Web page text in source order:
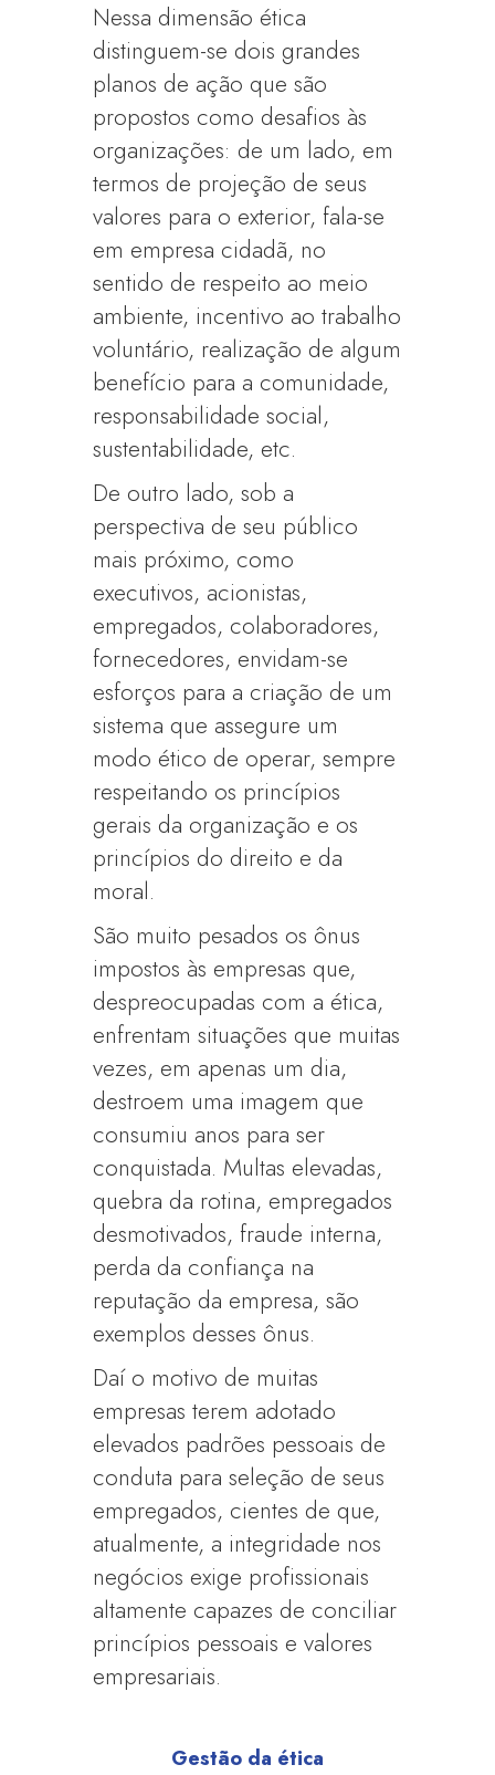
Nessa dimensão ética
distinguem-se dois grandes
planos de ação que são
propostos como desafios às
organizações: de um lado, em
termos de projeção de seus
valores para o exterior, fala-se
em empresa cidadã, no
sentido de respeito ao meio
ambiente, incentivo ao trabalho
voluntário, realização de algum
benefício para a comunidade,
responsabilidade social,
sustentabilidade, etc.
De outro lado, sob a
perspectiva de seu público
mais próximo, como
executivos, acionistas,
empregados, colaboradores,
fornecedores, envidam-se
esforços para a criação de um
sistema que assegure um
modo ético de operar, sempre
respeitando os princípios
gerais da organização e os
princípios do direito e da
moral.
São muito pesados os ônus
impostos às empresas que,
despreocupadas com a ética,
enfrentam situações que muitas
vezes, em apenas um dia,
destroem uma imagem que
consumiu anos para ser
conquistada. Multas elevadas,
quebra da rotina, empregados
desmotivados, fraude interna,
perda da confiança na
reputação da empresa, são
exemplos desses ônus.
Daí o motivo de muitas
empresas terem adotado
elevados padrões pessoais de
conduta para seleção de seus
empregados, cientes de que,
atualmente, a integridade nos
negócios exige profissionais
altamente capazes de conciliar
princípios pessoais e valores
empresariais.
Gestão da ética